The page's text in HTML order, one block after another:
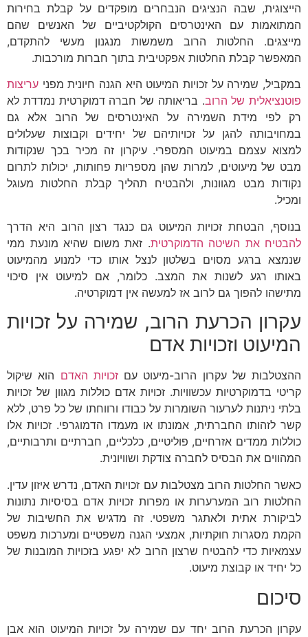
הייצוגית, שבה הנציגים הנבחרים מופקדים על קבלת בחירות
המתואמות עם האינטרסים הקולקטיביים של האנשים שהם
מייצגים. החלטות הרוב משמשות מנגנון מעשי להתקדם,
המאפשר קבלת החלטות אפקטיבית בתוך חברות מורכבות.
במקביל, שמירה על זכויות המיעוט היא הגנה חיונית מפני עריצות
פוטנציאלית של הרוב. בריאותה של חברה דמוקרטית נמדדת לא
רק לפי מידת השמירה על האינטרסים של הרוב אלא גם
במחויבותה להגן על זכויותיהם של יחידים וקבוצות שעלולים
למצוא עצמם במיעוט המספרי. עיקרון זה מכיר בכך שנקודות
מבט של מיעוטים, למרות שהן מספריות פחותות, יכולות לתרום
נקודות מבט מגוונות, ולהבטיח תהליך קבלת החלטות מעוגל
ומכיל.
בנוסף, הבטחת זכויות המיעוט גם כנגד רצון הרוב היא הדרך
להבטיח את השיטה הדמוקרטית. זאת משום שהיא מונעת ממי
שנמצא ברגע מסוים בשלטון לנצל אותו כדי למנוע מהמיעוט
באותו רגע לשנות את המצב. כלומר, אם למיעוט אין סיכוי
מתישהו להפוך גם לרוב אז למעשה אין דמוקרטיה.
עקרון הכרעת הרוב, שמירה על זכויות
המיעוט וזכויות אדם
ההצטלבות של עקרון הרוב-מיעוט עםזכויות האדם הוא שיקול
קריטי בדמוקרטיות עכשוויות. זכויות אדם כוללות מגוון של זכויות
בלתי ניתנות לערעור השומרות על כבודו ורווחתו של כל פרט, ללא
קשר לזהותו החברתית, אמונתו או מעמדו הדמוגרפי. זכויות אלו
כוללות ממדים אזרחיים, פוליטיים, כלכליים, חברתיים ותרבותיים,
המהווים את הבסיס לחברה צודקת ושוויונית.
כאשר החלטות הרוב מצטלבות עם זכויות האדם, נדרש איזון עדין.
החלטות רוב המערערות או מפרות זכויות אדם בסיסיות נתונות
לביקורת אתית ולאתגר משפטי. זה מדגיש את החשיבות של
הקמת מסגרות חוקתיות, אמצעי הגנה משפטיים ומערכות משפט
עצמאיות כדי להבטיח שרצון הרוב לא יפגע בזכויות המובנות של
כל יחיד או קבוצת מיעוט.
סיכום
עקרון הכרעת הרוב יחד עם שמירה על זכויות המיעוט הוא אבן